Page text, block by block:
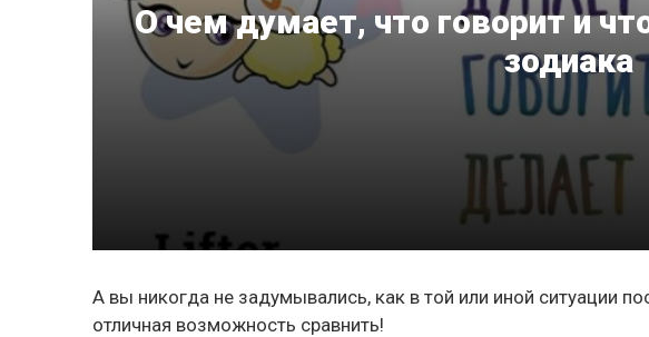
О чем думает, что говорит и
зодиака
А вы никогда не задумывались, как в той или иной ситуации
отличная возможность сравнить!